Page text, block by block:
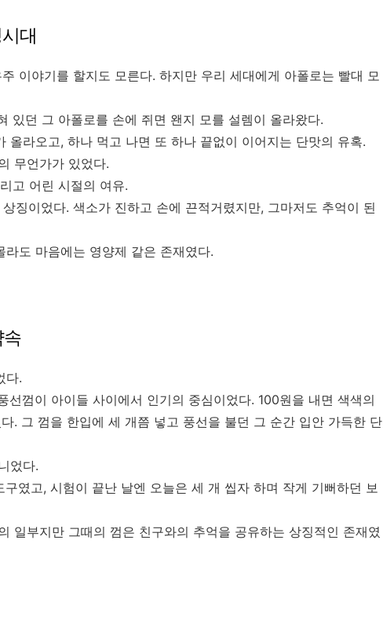
대
이야기를 할지도 모른다. 하지만 우리 세대에게 아폴로는 빨대 모
있던 그 아폴로를 손에 쥐면 왠지 모를 설렘이 올라왔다.
올라오고, 하나 먹고 나면 또 하나 끝없이 이어지는 단맛의 유혹.
무언가가 있었다.
고 어린 시절의 여유.
징이었다. 색소가 진하고 손에 끈적거렸지만, 그마저도 추억이 된
도 마음에는 영양제 같은 존재였다.
속
다.
선껌이 아이들 사이에서 인기의 중심이었다. 100원을 내면 색색의
. 그 껌을 한입에 세 개쯤 넣고 풍선을 불던 그 순간 입안 가득한 단
었다.
였고, 시험이 끝난 날엔 오늘은 세 개 씹자 하며 작게 기뻐하던 보
일부지만 그때의 껌은 친구와의 추억을 공유하는 상징적인 존재였